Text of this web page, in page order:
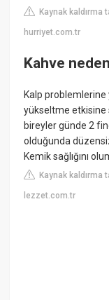
Kaynak kaldırma
hurriyet.com.tr
Kahve
Kalp problemlerine
yükseltme etkisine
bireyler günde 2
olduğunda
Kemik sağlığını
Kaynak kaldırma
lezzet.com.tr